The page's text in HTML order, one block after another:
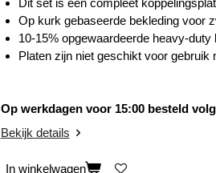
Op kurk gebaseerde bekleding voor
10-15% opgewaardeerde heavy-duty
Platen zijn niet geschikt voor gebruik
Op werkdagen voor 15:00 besteld
Bekijk details
In winkelwagen